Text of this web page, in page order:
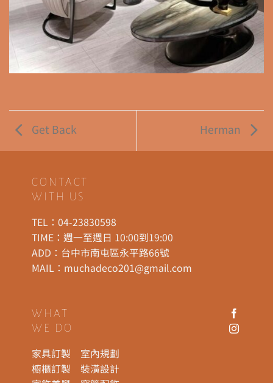
Get Back Herman
CONTACT
WITH US
TEL：04-23830598
TIME：週一至週日 10:00到19:00
ADD： 台中市南屯區永平路66號
MAIL： muchadeco201@gmail.com
WHAT
WE DO
家具訂製
室內規劃
櫥櫃訂製
裝潢設計